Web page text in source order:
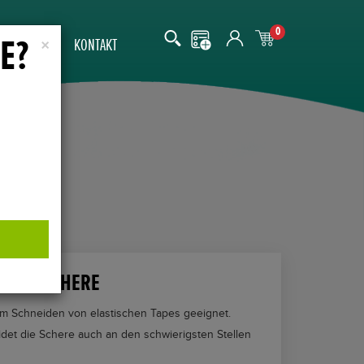
KONTAKT
0
SCHERE
Schneiden von elastischen Tapes geeignet.
die Schere auch an den schwierigsten Stellen
×